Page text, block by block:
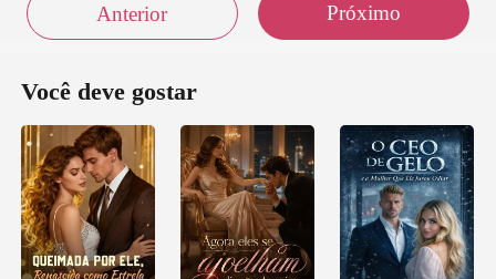
Anterior Próximo
Você deve gostar